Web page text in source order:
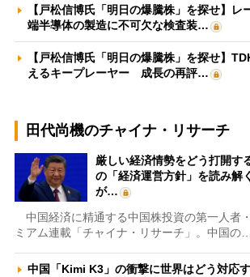
【戸松信博氏「明日の爆騰株」を探せ】レ
端半導体の製造に不可欠な検査装…
【戸松信博氏「明日の爆騰株」を探せ】
えるキープレーヤー 成長の再評…
田代尚機のチャイナ・リサーチ
厳しい経済情勢をどう打開す
の「経済運営方針」を読み
が…
中国経済に精通する中国株投資の第一人者
ミアム連載「チャイナ・リサーチ」。中国の…
中国「Kimi K3」の衝撃に世界はどう対応